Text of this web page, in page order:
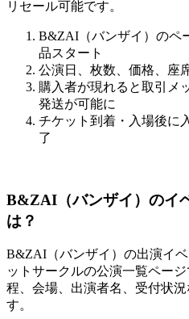
リセール可能です。
B&ZAI（バンザイ）のペ
品スタート
公演日、枚数、価格、座
購入者が現れると取引メ
発送が可能に
チケット到着・入場後に
了
B&ZAI（バンザイ）のイ
は？
B&ZAI（バンザイ）の出演イ
ットサークルの公演一覧ペー
程、会場、出演者名、受付状
す。